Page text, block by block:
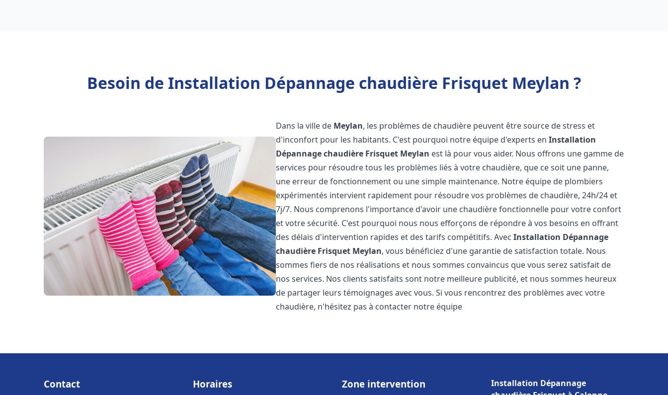
Besoin de Installation Dépannage chaudière Frisquet Meylan ?
Dans la ville de Meylan, les problèmes de chaudière peuvent être source de stress et
d'inconfort pour les habitants. C'est pourquoi notre équipe d'experts enInstallation
Dépannage chaudière Frisquet Meylan est là pour vous aider. Nous offrons une gamme de
services pour résoudre tous les problèmes liés à votre chaudière, que ce soit une panne,
une erreur de fonctionnement ou une simple maintenance. Notre équipe de plombiers
expérimentés intervient rapidement pour résoudre vos problèmes de chaudière, 24h/24 et
7j/7. Nous comprenons l'importance d'avoir une chaudière fonctionnelle pour votre confort
et votre sécurité. C'est pourquoi nous nous efforçons de répondre à vos besoins en offrant
des délais d'intervention rapides et des tarifs compétitifs. AvecInstallation Dépannage
chaudière Frisquet Meylan, vous bénéficiez d'une garantie de satisfaction totale. Nous
sommes fiers de nos réalisations et nous sommes convaincus que vous serez satisfait de
nos services. Nos clients satisfaits sont notre meilleure publicité, et nous sommes heureux
de partager leurs témoignages avec vous. Si vous rencontrez des problèmes avec votre
chaudière, n'hésitez pas à contacter notre équipe
Contact Horaires Zone intervention
Installation Dépannage